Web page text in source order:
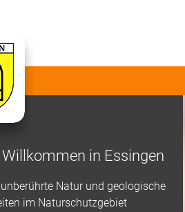
in Essingen
unberührte Natur und geologische
im Naturschutzgebiet